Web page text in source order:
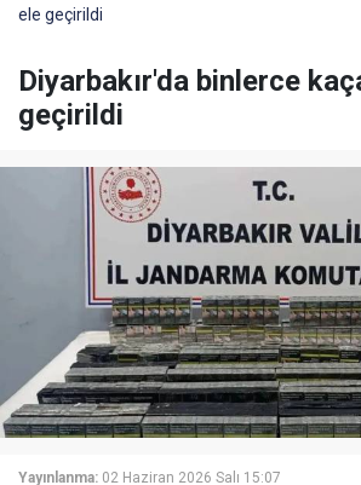
ele geçirildi
Diyarbakır'da binlerce
geçirildi
Yayınlanma: 02 Haziran 2026 Salı 15:07